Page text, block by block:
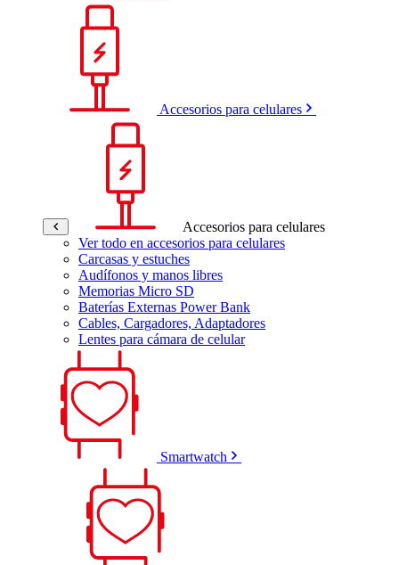
Accesorios para celulares
Accesorios para celulares
Ver todo en accesorios para celulares
Carcasas y estuches
Audífonos y manos libres
Memorias Micro SD
Baterías Externas Power Bank
Cables, Cargadores, Adaptadores
Lentes para cámara de celular
Smartwatch